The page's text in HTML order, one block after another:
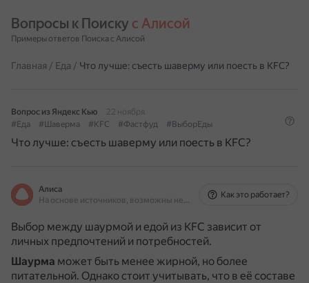
Вопросы к Поиску с Алисой
Примеры ответов Поиска с Алисой
Главная / Еда / Что лучше: съесть шаверму или поесть в KFC?
Вопрос из Яндекс Кью
22 ноября
#Еда
#Шаверма #KFC #Фастфуд #ВыборЕды
Что лучше: съесть шаверму или поесть в KFC?
Алиса
На основе источников, возможны неточности
Как это работает?
Выбор между шаурмой и едой из KFC зависит от
личных предпочтений и потребностей.
Шаурма может быть менее жирной, но более
питательной. Однако стоит учитывать, что в её составе